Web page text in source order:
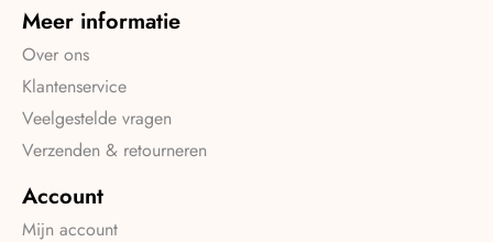
Meer informatie
Over ons
Klantenservice
Veelgestelde vragen
Verzenden & retourneren
Account
Mijn account